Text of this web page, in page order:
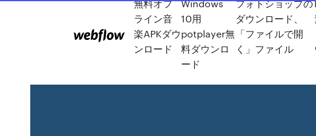
無料オフ
ライン音
楽APKダウ
ンロード
Windows
10用
potplayer無
料ダウンロ
ード
フォトショップの
ダウンロード、
「ファイルで開
く」ファイル